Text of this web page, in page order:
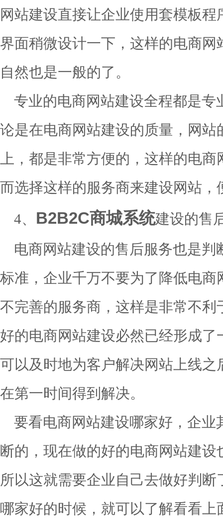
网站建设直接让企业使用套模板
界面稍微设计一下，这样的电商
自然也是一般的了。
专业的电商网站建设全程都是专
论是在电商网站建设的质量，网
上，都是非常方便的，这样的电
而选择这样的服务商来建设网站
4、 B2B2C商城系统建设的售
电商网站建设的售后服务也是判
标准，企业千万不要为了降低电
不完善的服务商，这样是非常不
好的电商网站建设必然已经形成
可以及时地为客户解决网站上线
在第一时间得到解决。
要看电商网站建设哪家好，企业
断的，现在做的好的电商网站建
所以这就需要企业自己去做好判
哪家好的时候，就可以了解看看